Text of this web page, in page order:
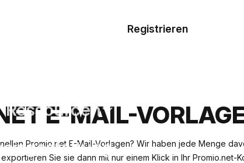
Ressourcen
Registrieren
E-MAIL-
Promio.net E-Mail-Vorlagen? Wir haben jede Menge
Sie sie dann mit nur einem Klick in Ihr Promio.net-